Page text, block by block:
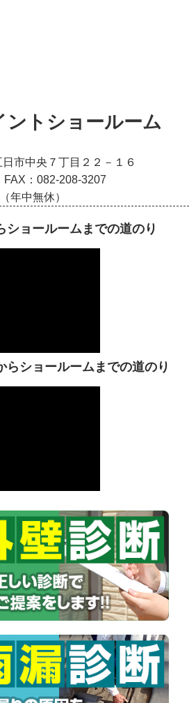
ントショールーム
市中央７丁目２２－１６
FAX：082-208-3207
年中無休）
ショールームまでの道のり
らショールームまでの道のり